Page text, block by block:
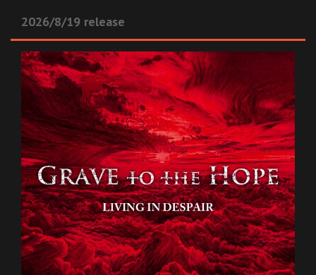
2026/8/19 release